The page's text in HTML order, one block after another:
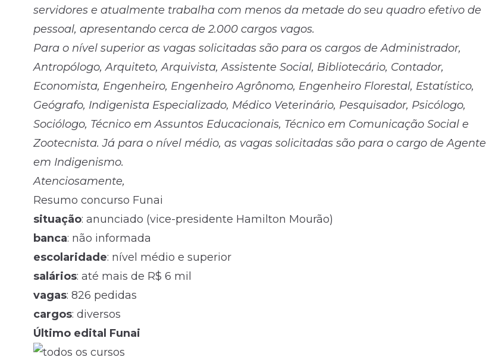
servidores e atualmente trabalha com menos da metade do seu quadro efetivo de
pessoal, apresentando cerca de 2.000 cargos vagos.
Para o nível superior as vagas solicitadas são para os cargos de Administrador,
Antropólogo, Arquiteto, Arquivista, Assistente Social, Bibliotecário, Contador,
Economista, Engenheiro, Engenheiro Agrônomo, Engenheiro Florestal, Estatístico,
Geógrafo, Indigenista Especializado, Médico Veterinário, Pesquisador, Psicólogo,
Sociólogo, Técnico em Assuntos Educacionais, Técnico em Comunicação Social e
Zootecnista. Já para o nível médio, as vagas solicitadas são para o cargo de Agente
em Indigenismo.
Atenciosamente,
Resumo concurso Funai
situação: anunciado (vice-presidente Hamilton Mourão)
banca: não informada
escolaridade: nível médio e superior
salários: até mais de R$ 6 mil
vagas: 826 pedidas
cargos: diversos
Último edital Funai